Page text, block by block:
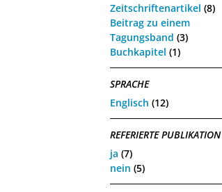
Zeitschriftenartikel (8)
Beitrag zu einem
Tagungsband (3)
Buchkapitel (1)
SPRACHE
Englisch (12)
REFERIERTE PUBLIKATION
ja (7)
nein (5)